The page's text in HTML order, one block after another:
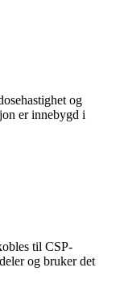
og
er innebygd i
til CSP-
og bruker det